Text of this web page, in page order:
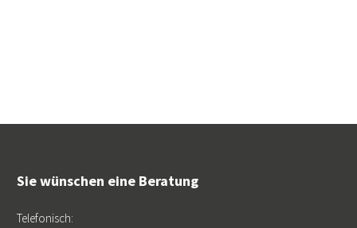
Sie wünschen eine Beratung
Telefonisch: